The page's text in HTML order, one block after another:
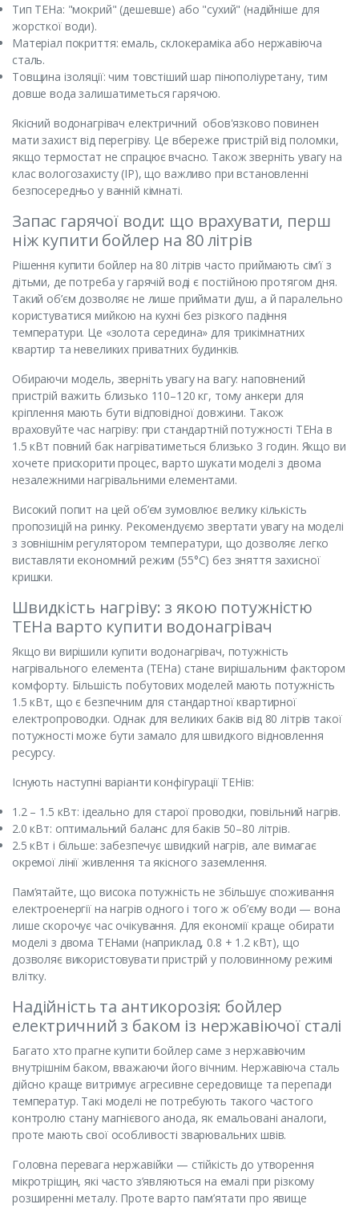
Тип ТЕНа: "мокрий" (дешевше) або "сухий" (надійніше для
жорсткої води).
Матеріал покриття: емаль, склокераміка або нержавіюча
сталь.
Товщина ізоляції: чим товстіший шар пінополіуретану, тим
довше вода залишатиметься гарячою.
Якісний водонагрівач електричний обов'язково повинен
мати захист від перегріву. Це вбереже пристрій від поломки,
якщо термостат не спрацює вчасно. Також зверніть увагу на
клас вологозахисту (IP), що важливо при встановленні
безпосередньо у ванній кімнаті.
Запас гарячої води: що врахувати, перш
ніж купити бойлер на 80 літрів
Рішення купити бойлер на 80 літрів часто приймають сім’ї з
дітьми, де потреба у гарячій воді є постійною протягом дня.
Такий об’єм дозволяє не лише приймати душ, а й паралельно
користуватися мийкою на кухні без різкого падіння
температури. Це «золота середина» для трикімнатних
квартир та невеликих приватних будинків.
Обираючи модель, зверніть увагу на вагу: наповнений
пристрій важить близько 110–120 кг, тому анкери для
кріплення мають бути відповідної довжини. Також
враховуйте час нагріву: при стандартній потужності ТЕНа в
1.5 кВт повний бак нагріватиметься близько 3 годин. Якщо ви
хочете прискорити процес, варто шукати моделі з двома
незалежними нагрівальними елементами.
Високий попит на цей об’єм зумовлює велику кількість
пропозицій на ринку. Рекомендуємо звертати увагу на моделі
з зовнішнім регулятором температури, що дозволяє легко
виставляти економний режим (55°C) без зняття захисної
кришки.
Швидкість нагріву: з якою потужністю
ТЕНа варто купити водонагрівач
Якщо ви вирішили купити водонагрівач, потужність
нагрівального елемента (ТЕНа) стане вирішальним фактором
комфорту. Більшість побутових моделей мають потужність
1.5 кВт, що є безпечним для стандартної квартирної
електропроводки. Однак для великих баків від 80 літрів такої
потужності може бути замало для швидкого відновлення
ресурсу.
Існують наступні варіанти конфігурації ТЕНів:
1.2 – 1.5 кВт: ідеально для старої проводки, повільний нагрів.
2.0 кВт: оптимальний баланс для баків 50–80 літрів.
2.5 кВт і більше: забезпечує швидкий нагрів, але вимагає
окремої лінії живлення та якісного заземлення.
Пам’ятайте, що висока потужність не збільшує споживання
електроенергії на нагрів одного і того ж об’єму води — вона
лише скорочує час очікування. Для економії краще обирати
моделі з двома ТЕНами (наприклад, 0.8 + 1.2 кВт), що
дозволяє використовувати пристрій у половинному режимі
влітку.
Надійність та антикорозія: бойлер
електричний з баком із нержавіючої сталі
Багато хто прагне купити бойлер саме з нержавіючим
внутрішнім баком, вважаючи його вічним. Нержавіюча сталь
дійсно краще витримує агресивне середовище та перепади
температур. Такі моделі не потребують такого частого
контролю стану магнієвого анода, як емальовані аналоги,
проте мають свої особливості зварювальних швів.
Головна перевага нержавійки — стійкість до утворення
мікротріщин, які часто з’являються на емалі при різкому
розширенні металу. Проте варто пам’ятати про явище